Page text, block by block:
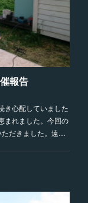
報告
き心配していました
まれました。今回の
ただきました。遠…